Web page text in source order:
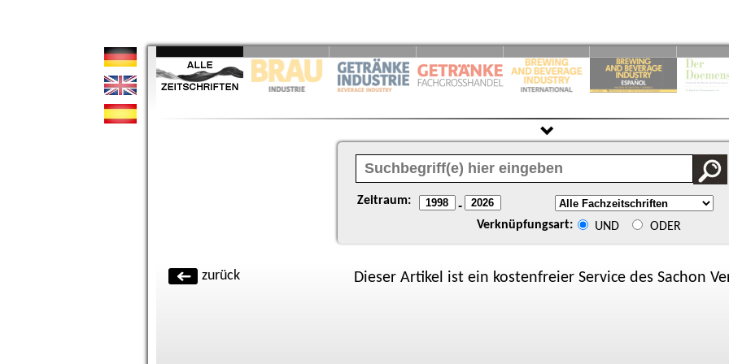
Zeitraum: -
Verknüpfungsart: UND ODER
zurück Dieser Artikel ist ein kostenfreier Service des Sachon